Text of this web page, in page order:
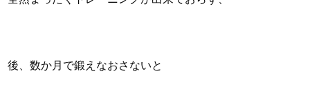
後、数か月で鍛えなおさないと